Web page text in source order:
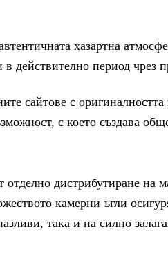
хазартна
действително период чрез
сайтове с
с което създава
отделно дистрибутиране
камерни ъгли
така и на силно